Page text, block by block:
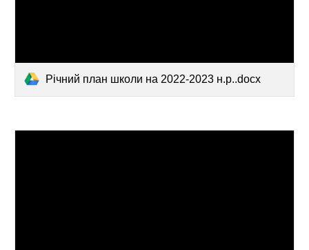
Річний план школи на 2022-2023 н.р..docx